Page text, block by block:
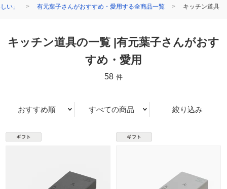
い」 有元葉子さんがおすすめ・愛用する全商品一覧 キッチン道具
キッチン道具の一覧 |有元葉子さんがおす
すめ・愛用
58 件
おすすめ順 すべての商品 絞り込み